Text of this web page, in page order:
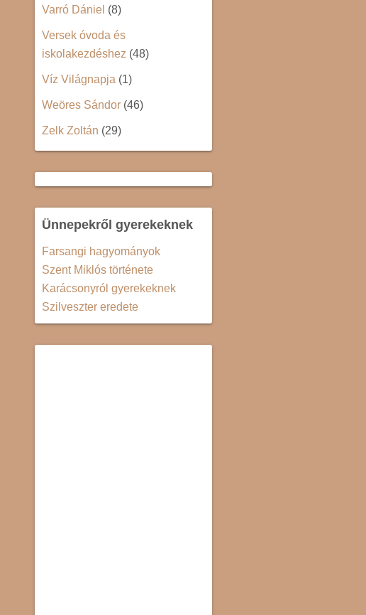
Varró Dániel (8)
Versek óvoda és
iskolakezdéshez (48)
Víz Világnapja (1)
Weöres Sándor (46)
Zelk Zoltán (29)
Ünnepekről gyerekeknek
Farsangi hagyományok
Szent Miklós története
Karácsonyról gyerekeknek
Szilveszter eredete